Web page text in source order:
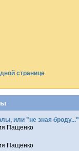
странице
или "не зная броду..."
Пащенко
Пащенко